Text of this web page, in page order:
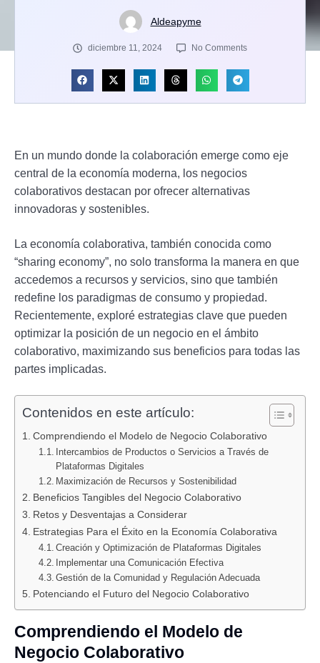
Aldeapyme
diciembre 11, 2024 No Comments
En un mundo donde la colaboración emerge como eje
central de la economía moderna, los negocios
colaborativos destacan por ofrecer alternativas
innovadoras y sostenibles.
La economía colaborativa, también conocida como
“sharing economy”, no solo transforma la manera en que
accedemos a recursos y servicios, sino que también
redefine los paradigmas de consumo y propiedad.
Recientemente, exploré estrategias clave que pueden
optimizar la posición de un negocio en el ámbito
colaborativo, maximizando sus beneficios para todas las
partes implicadas.
Contenidos en este artículo:
Comprendiendo el Modelo de Negocio Colaborativo
Intercambios de Productos o Servicios a Través de
Plataformas Digitales
Maximización de Recursos y Sostenibilidad
Beneficios Tangibles del Negocio Colaborativo
Retos y Desventajas a Considerar
Estrategias Para el Éxito en la Economía Colaborativa
Creación y Optimización de Plataformas Digitales
Implementar una Comunicación Efectiva
Gestión de la Comunidad y Regulación Adecuada
Potenciando el Futuro del Negocio Colaborativo
Comprendiendo el Modelo de
Negocio Colaborativo